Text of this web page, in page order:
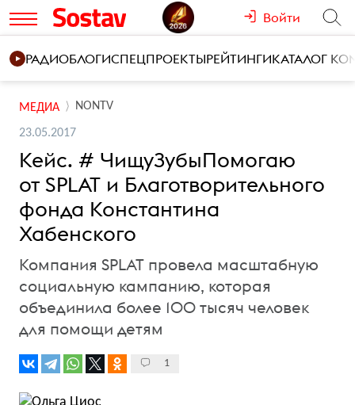
Войти
РАДИОБЛОГИСПЕЦПРОЕКТЫРЕЙТИНГИКАТАЛОГ
МЕДИА NONTV
23.05.2017
Кейс. # ЧищуЗубыПомогаю
от SPLAT и Благотворительного
фонда Константина
Хабенского
Компания SPLAT провела масштабную
социальную кампанию, которая
объединила более 100 тысяч человек
для помощи детям
1